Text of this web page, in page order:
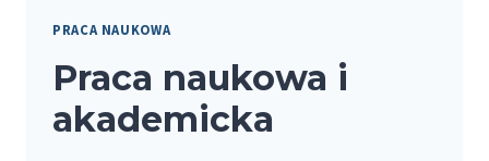
PRACA NAUKOWA
Praca naukowa i
akademicka